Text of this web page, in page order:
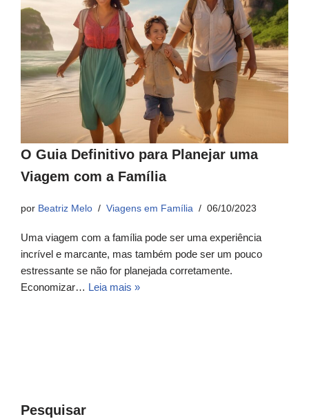
O Guia Definitivo para Planejar uma
Viagem com a Família
por Beatriz Melo Viagens em Família 06/10/2023
Uma viagem com a família pode ser uma experiência
incrível e marcante, mas também pode ser um pouco
estressante se não for planejada corretamente.
Economizar… Leia mais »
Pesquisar